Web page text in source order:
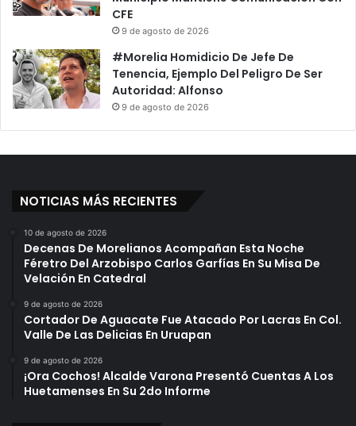
CFE
9 de agosto de 2026
#Morelia Homidicio De Jefe De
Tenencia, Ejemplo Del Peligro De Ser
Autoridad: Alfonso
9 de agosto de 2026
NOTICIAS MÁS RECIENTES
10 de agosto de 2026
Decenas De Morelianos Acompañan Esta Noche
Féretro Del Arzobispo Carlos Garfías En Su Misa De
Velación En Catedral
9 de agosto de 2026
Cortador De Aguacate Fue Atacado Por Lacras En Col.
Valle De Las Delicias En Uruapan
9 de agosto de 2026
¡Ora Cochos! Alcalde Varona Presentó Cuentas A Los
Huetamenses En Su 2do Informe